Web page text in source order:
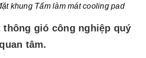
khung Tấm làm mát cooling pad
thông gió công nghiệp quý
tâm.